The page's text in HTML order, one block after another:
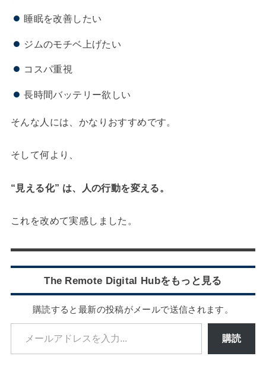
睡眠を改善したい
ジムのモチベ上げたい
コスパ重視
長時間バッテリー欲しい
そんな人には、かなりおすすめです。
そして何より、
“見える化” は、人の行動を変える。
これを改めて実感しました。
The Remote Digital Hubをもっと見る
購読すると最新の投稿がメールで送信されます。
メールアドレスを入力...
購読